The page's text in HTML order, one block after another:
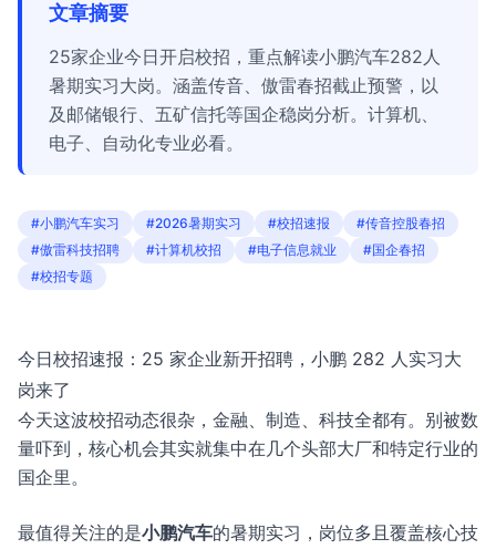
文章摘要
25家企业今日开启校招，重点解读小鹏汽车282人
暑期实习大岗。涵盖传音、傲雷春招截止预警，以
及邮储银行、五矿信托等国企稳岗分析。计算机、
电子、自动化专业必看。
#小鹏汽车实习 #2026暑期实习 #校招速报
#传音控股春招
#傲雷科技招聘
#计算机校招 #电子信息就业
#国企春招
#校招专题
今日校招速报：25 家企业新开招聘，小鹏 282 人实习大
岗来了
今天这波校招动态很杂，金融、制造、科技全都有。别被数
量吓到，核心机会其实就集中在几个头部大厂和特定行业的
国企里。
最值得关注的是小鹏汽车的暑期实习，岗位多且覆盖核心技